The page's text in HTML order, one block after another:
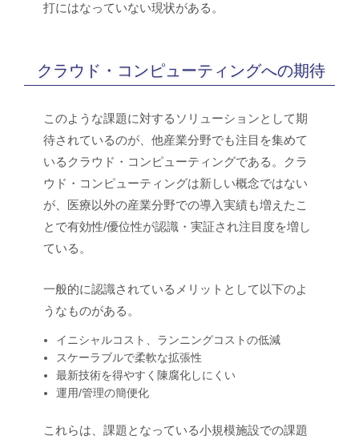
打にはなっていない現状がある。
クラウド・コンピューティングへの期待
このような課題に対するソリューションとして期
待されているのが、他産業分野でも注目を集めて
いるクラウド・コンピューティングである。クラ
ウド・コンピューティングは新しい概念ではない
が、医療以外の産業分野での導入実績も増えたこ
とで有効性/優位性が認識・実証され注目度を増し
ている。
一般的に認識されているメリットとして以下のよ
うなものがある。
イニシャルコスト、ランニングコストの低減
スケーラブルで柔軟な拡張性
最新技術を得やすく陳腐化しにくい
運用/管理の簡便化
これらは、課題となっている小規模施設での課題